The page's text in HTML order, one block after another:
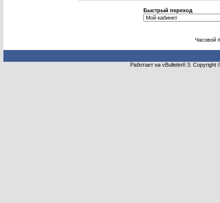
Быстрый переход
Часовой
Работает на vBulletin® 3.